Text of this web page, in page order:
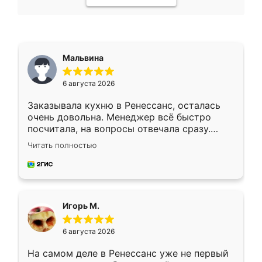
Мальвина
6 августа 2026
Заказывала кухню в Ренессанс, осталась
очень довольна. Менеджер всё быстро
посчитала, на вопросы отвечала сразу.
Замерщик приехал в субботу, подошёл к
делу со всей ответственностью. Собрали
за день, ребята работали аккуратно, даже
Читать полностью
Игорь М.
6 августа 2026
На самом деле в Ренессанс уже не первый